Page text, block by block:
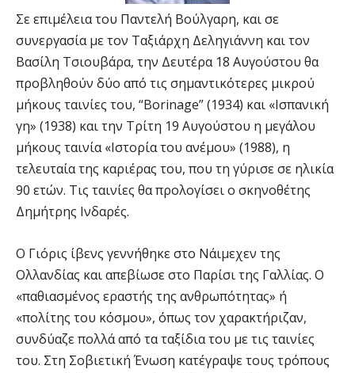
Σε επιμέλεια του Παντελή Βούλγαρη, και σε
συνεργασία με τον Ταξιάρχη Δεληγιάννη και τον
Βασίλη Τσιουβάρα, την Δευτέρα 18 Αυγούστου θα
προβληθούν δύο από τις σημαντικότερες μικρού
μήκους ταινίες του, “Borinage” (1934) και «Ισπανική
γη» (1938) και την Τρίτη 19 Αυγούστου η μεγάλου
μήκους ταινία «Ιστορία του ανέμου» (1988), η
τελευταία της καριέρας του, που τη γύρισε σε ηλικία
90 ετών. Τις ταινίες θα προλογίσει ο σκηνοθέτης
Δημήτρης Ινδαρές.
Ο Γιόρις ίβενς γεννήθηκε στο Νάιμεχεν της
Ολλανδίας και απεβίωσε στο Παρίσι της Γαλλίας. Ο
«παθιασμένος εραστής της ανθρωπότητας» ή
«πολίτης του κόσμου», όπως τον χαρακτήριζαν,
συνδύαζε πολλά από τα ταξίδια του με τις ταινίες
του. Στη Σοβιετική Ένωση κατέγραψε τους τρόπους